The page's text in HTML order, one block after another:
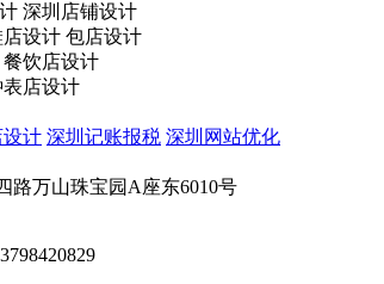
深圳店铺设计
设计 包店设计
饮店设计
店设计
计 深圳记账报税 深圳网站优化
路万山珠宝园A座东6010号